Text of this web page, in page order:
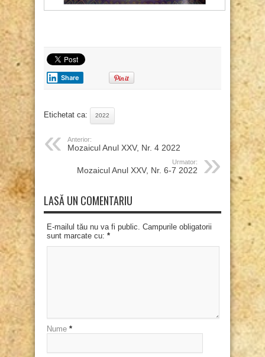
Share
Etichetat ca: 2022
Anterior:
Mozaicul Anul XXV, Nr. 4 2022
Urmator:
Mozaicul Anul XXV, Nr. 6-7 2022
LASĂ UN COMENTARIU
E-mailul tău nu va fi public. Campurile obligatorii
sunt marcate cu: *
Nume *